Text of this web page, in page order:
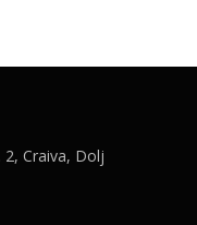
2, Craiva, Dolj